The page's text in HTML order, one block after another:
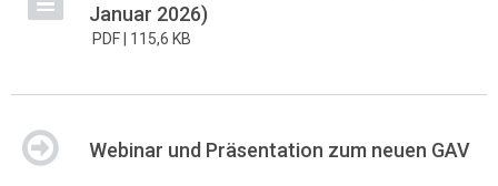
Januar 2026)
PDF | 115,6 KB
Webinar und Präsentation zum neuen GAV